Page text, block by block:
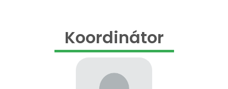
Koordinátor